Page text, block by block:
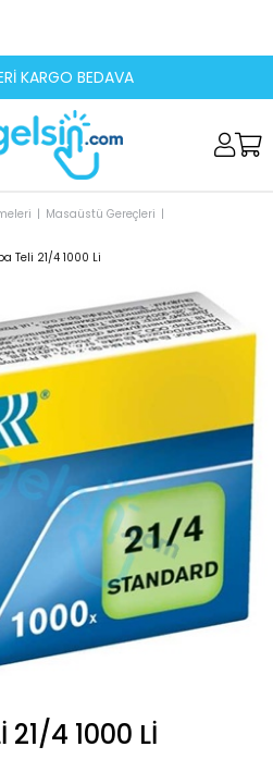
KARGO BEDAVA
Masaüstü Gereçleri
Teli 21/4 1000 Li
21/4 1000 LI